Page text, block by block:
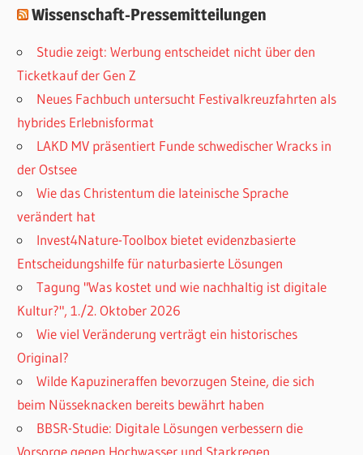
Wissenschaft-Pressemitteilungen
Studie zeigt: Werbung entscheidet nicht über den
Ticketkauf der Gen Z
Neues Fachbuch untersucht Festivalkreuzfahrten als
hybrides Erlebnisformat
LAKD MV präsentiert Funde schwedischer Wracks in
der Ostsee
Wie das Christentum die lateinische Sprache
verändert hat
Invest4Nature-Toolbox bietet evidenzbasierte
Entscheidungshilfe für naturbasierte Lösungen
Tagung "Was kostet und wie nachhaltig ist digitale
Kultur?", 1./2. Oktober 2026
Wie viel Veränderung verträgt ein historisches
Original?
Wilde Kapuzineraffen bevorzugen Steine, die sich
beim Nüsseknacken bereits bewährt haben
BBSR-Studie: Digitale Lösungen verbessern die
Vorsorge gegen Hochwasser und Starkregen